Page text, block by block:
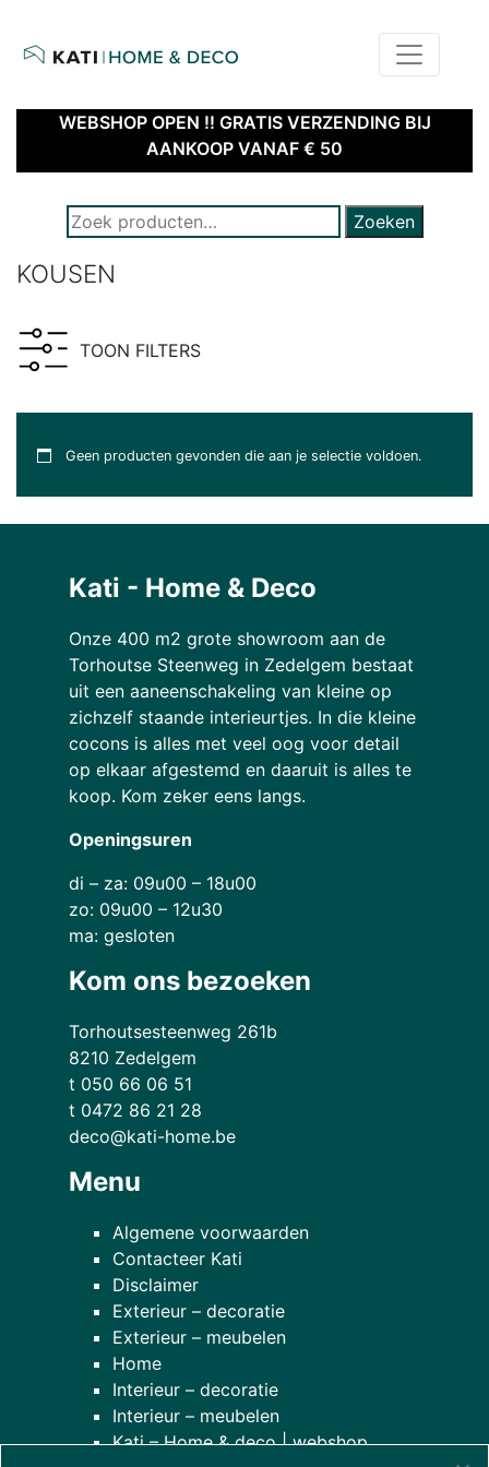
homekati – home & deco | webshop
WEBSHOP OPEN !! GRATIS VERZENDING BIJ
AANKOOP VANAF € 50
ZOEK NAAR PRODUCTEN: Zoeken
KOUSEN
TOON FILTERS
Geen producten gevonden die aan je selectie voldoen.
Kati - Home & Deco
Onze 400 m2 grote showroom aan de
Torhoutse Steenweg in Zedelgem bestaat
uit een aaneenschakeling van kleine op
zichzelf staande interieurtjes. In die kleine
cocons is alles met veel oog voor detail
op elkaar afgestemd en daaruit is alles te
koop. Kom zeker eens langs.
Openingsuren
di – za: 09u00 – 18u00
zo: 09u00 – 12u30
ma: gesloten
Kom ons bezoeken
Torhoutsesteenweg 261b
8210 Zedelgem
t 050 66 06 51
t 0472 86 21 28
deco@kati-home.be
Menu
Algemene voorwaarden
Contacteer Kati
Disclaimer
Exterieur – decoratie
Exterieur – meubelen
Home
Interieur – decoratie
Interieur – meubelen
Kati – Home & deco | webshop